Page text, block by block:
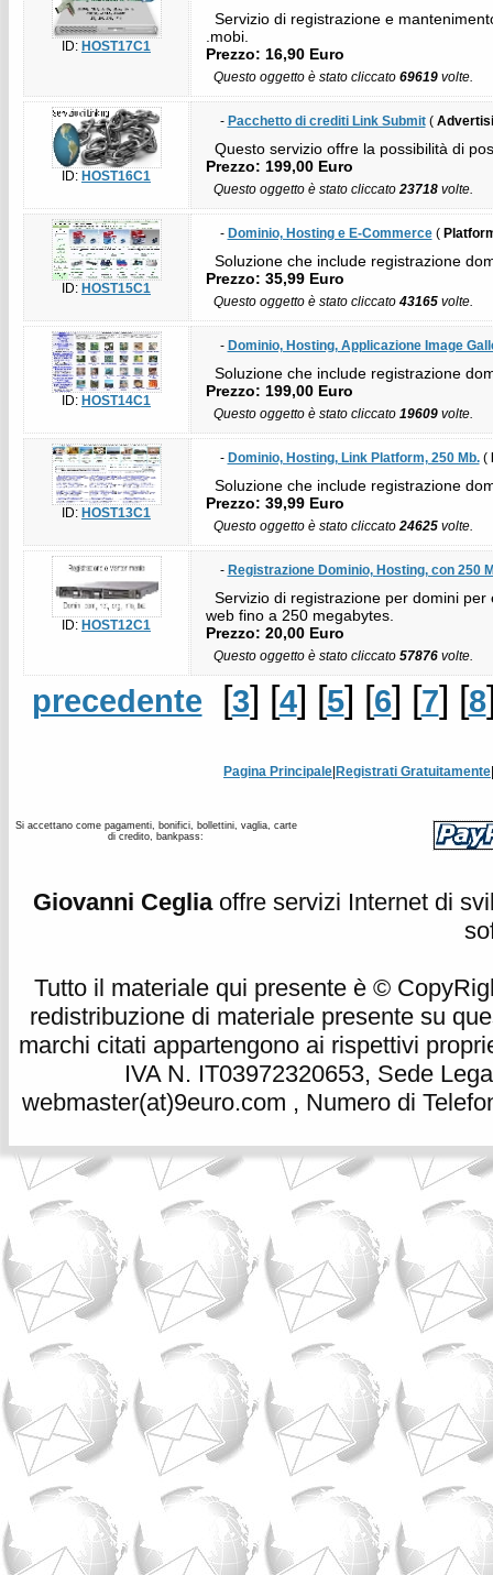
ID: HOST17C1
Servizio di registrazione e
.mobi.
Prezzo: 16,90 Euro
Questo oggetto è stato cliccato 69619volte.
ID: HOST16C1
- Pacchetto di crediti Link Submit(
Questo servizio offre la possibilità di
Prezzo: 199,00 Euro
Questo oggetto è stato cliccato23718volte.
ID: HOST15C1
- Dominio, Hosting e E-Commerce(
Soluzione che include registrazione
Prezzo: 35,99 Euro
Questo oggetto è stato cliccato 43165volte.
ID: HOST14C1
- Dominio, Hosting, Applicazione Image
Soluzione che include registrazione
Prezzo: 199,00 Euro
Questo oggetto è stato cliccato 19609volte.
ID: HOST13C1
- Dominio, Hosting, Link Platform, 250 Mb.(
Soluzione che include registrazione
Prezzo: 39,99 Euro
Questo oggetto è stato cliccato24625volte.
ID: HOST12C1
- Registrazione Dominio, Hosting, con 250
Servizio di registrazione per domini
web fino a 250 megabytes.
Prezzo: 20,00 Euro
Questo oggetto è stato cliccato 57876volte.
precedente [3] [4] [5] [6] [7] [8
Pagina Principale Registrati Gratuitamente
Si accettano come pagamenti, bonifici, bollettini, vaglia, carte
di credito, bankpass:
Giovanni Cegliaoffre servizi Internet di
Tutto il materiale qui presente è ©
redistribuzione di materiale presente su
marchi citati appartengono ai rispettivi
IVA N. IT03972320653, Sede
webmaster(at)9euro.com , Numero di